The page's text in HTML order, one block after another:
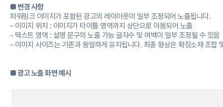
■ 변경 사항
파워링크 이미지가 포함된 광고의 레이아웃이 일부 조정되어 노출됩니다.
- 이미지 위치 : 이미지가 타이틀 영역까지 상단으로 이동되어 노출
- 텍스트 영역 : 설명 문구의 노출 가능 글자수 및 여백이 일부 조정될 수 있음
- 이미지 사이즈는 기존과 동일하게 유지됩니다. 최종 형상은 확장소재 조합
■ 광고 노출 화면 예시